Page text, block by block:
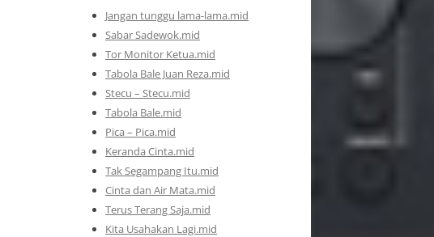
Jangan tunggu lama-lama.mid
Sabar Sadewok.mid
Tor Monitor Ketua.mid
Tabola Bale Juan Reza.mid
Stecu – Stecu.mid
Tabola Bale.mid
Pica – Pica.mid
Keranda Cinta.mid
Tak Segampang Itu.mid
Cinta dan Air Mata.mid
Terus Terang Saja.mid
Kita Usahakan Lagi.mid